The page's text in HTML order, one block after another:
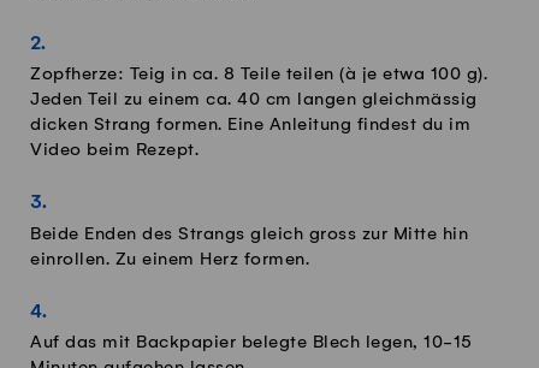
Zopfherze: Teig in ca. 8 Teile teilen (à je etwa 100 g).
Jeden Teil zu einem ca. 40 cm langen gleichmässig
dicken Strang formen. Eine Anleitung findest du im
Video beim Rezept.
Beide Enden des Strangs gleich gross zur Mitte hin
einrollen. Zu einem Herz formen.
Auf das mit Backpapier belegte Blech legen, 10-15